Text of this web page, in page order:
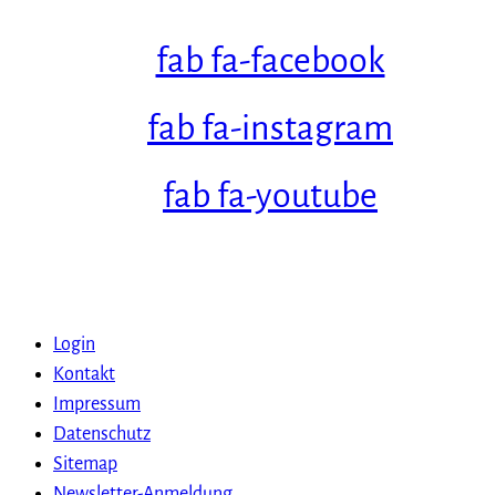
fab fa-facebook
fab fa-instagram
fab fa-youtube
Login
Kontakt
Impressum
Datenschutz
Sitemap